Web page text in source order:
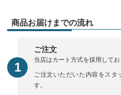
商品お届けまでの流れ
ご注文
当店はカート方式を採用してお
ご注文いただいた内容をスタ
す。